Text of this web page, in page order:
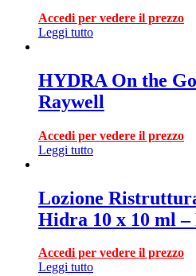
Accedi per vedere il prezzo
Leggi tutto
HYDRA On the
Raywell
Accedi per vedere il prezzo
Leggi tutto
Lozione
Hidra 10 x 10 ml –
Accedi per vedere il prezzo
Leggi tutto